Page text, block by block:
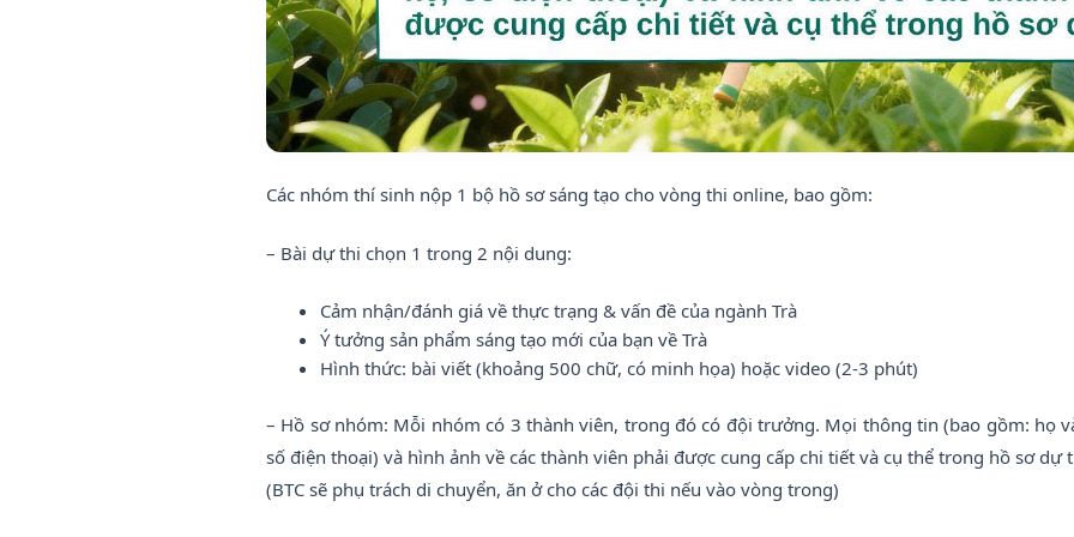
Các nhóm thí sinh nộp 1 bộ hồ sơ sáng tạo cho vòng thi online, bao gồm:
– Bài dự thi chọn 1 trong 2 nội dung:
Cảm nhận/đánh giá về thực trạng & vấn đề của ngành Trà
Ý tưởng sản phẩm sáng tạo mới của bạn về Trà
Hình thức: bài viết (khoảng 500 chữ, có minh họa) hoặc video (2-3 phút)
– Hồ sơ nhóm: Mỗi nhóm có 3 thành viên, trong đó có đội trưởng. Mọi thông tin (bao gồm: họ
số điện thoại) và hình ảnh về các thành viên phải được cung cấp chi tiết và cụ thể trong hồ sơ dự
(BTC sẽ phụ trách di chuyển, ăn ở cho các đội thi nếu vào vòng trong)